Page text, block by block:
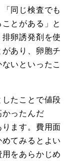
同じ検査でも
とがある」と
卵誘発剤を使
あり、卵胞チ
いといったこ
たことで値段
ったんだ
ます。費用面
てみるとよい
をあらかじめ